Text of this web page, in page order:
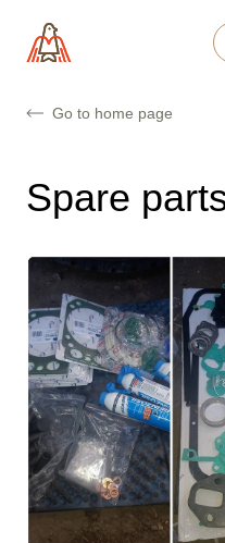
Go to home page
Spare